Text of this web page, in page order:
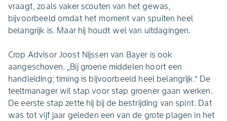
vraagt, zoals vaker scouten van het gewas,
bijvoorbeeld omdat het moment van spuiten heel
belangrijk is. Maar hij houdt wel van uitdagingen.
Crop Advisor Joost Nijssen van Bayer is ook
aangeschoven. „Bij groene middelen hoort een
handleiding; timing is bijvoorbeeld heel belangrijk.” De
teeltmanager wil stap voor stap groener gaan werken.
De eerste stap zette hij bij de bestrijding van spint. Dat
was tot vijf jaar geleden een van de grote plagen in het